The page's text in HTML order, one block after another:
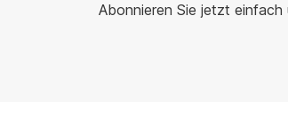
Abonnieren Sie jetzt